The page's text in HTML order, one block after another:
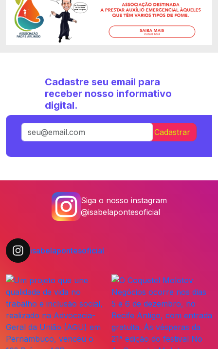
Cadastre seu email para
receber nosso informativo
digital.
Siga o nosso instagram
@isabelapontesoficial
isabelapontesoficial